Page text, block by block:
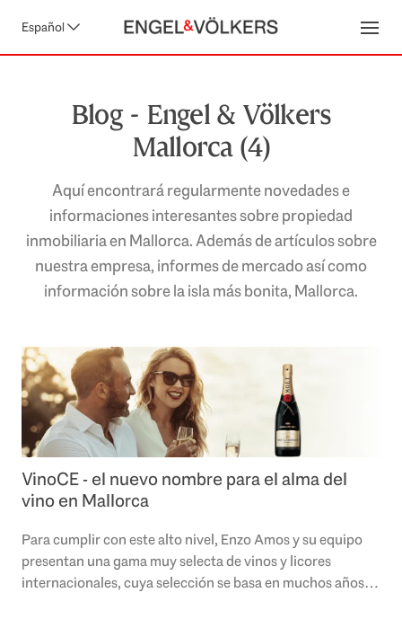
Español
Blog - Engel & Völkers
Mallorca (4)
Aquí encontrará regularmente novedades e
informaciones interesantes sobre propiedad
inmobiliaria en Mallorca. Además de artículos sobre
nuestra empresa, informes de mercado así como
información sobre la isla más bonita, Mallorca.
VinoCE - el nuevo nombre para el alma del
vino en Mallorca
Para cumplir con este alto nivel, Enzo Amos y su equipo
presentan una gama muy selecta de vinos y licores
internacionales, cuya selección se basa en muchos años